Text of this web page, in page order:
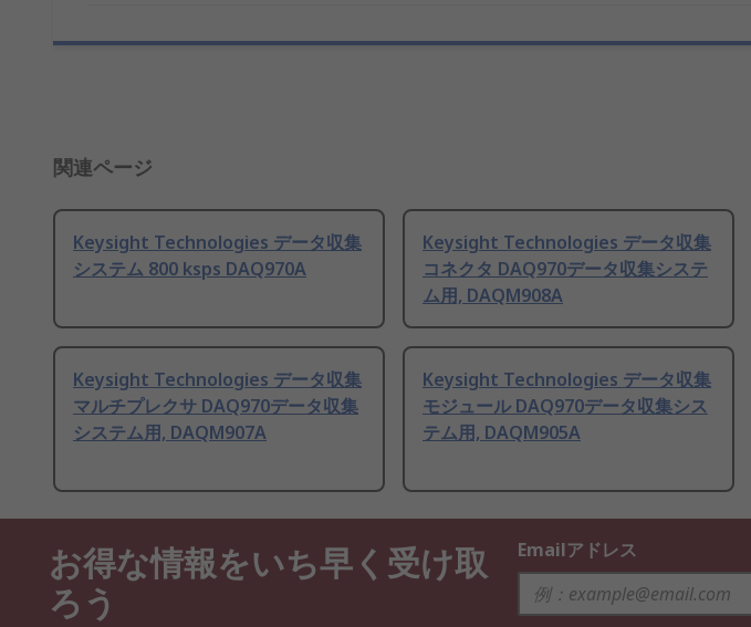
関連ページ
Keysight Technologies データ収集
システム 800 ksps DAQ970A
Keysight Technologies データ収集
コネクタ DAQ970データ収集システ
ム用, DAQM908A
Keysight Technologies データ収集
マルチプレクサ DAQ970データ収集
システム用, DAQM907A
Keysight Technologies データ収集
モジュール DAQ970データ収集シス
テム用, DAQM905A
お得な情報をいち早く受け取
ろう
Emailアドレス